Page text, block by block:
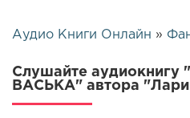
Аудио Книги Онлайн »
Слушайте аудиокнигу
ВАСЬКА" автора